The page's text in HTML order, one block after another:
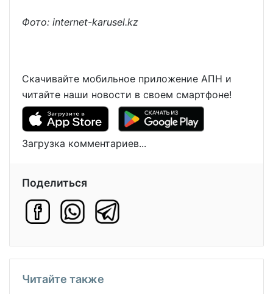
Фото: internet-karusel.kz
Скачивайте мобильное приложение АПН и
читайте наши новости в своем смартфоне!
Загрузка комментариев...
Поделиться
Читайте также